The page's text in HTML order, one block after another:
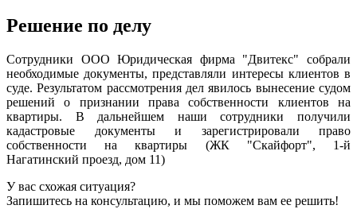
Решение по делу
Сотрудники ООО Юридическая фирма "Двитекс" собрали
необходимые документы, представляли интересы клиентов в
суде. Результатом рассмотрения дел явилось вынесение судом
решений о признании права собственности клиентов на
квартиры. В дальнейшем наши сотрудники получили
кадастровые документы и зарегистрировали право
собственности на квартиры (ЖК "Скайфорт", 1-й
Нагатинский проезд, дом 11)
У вас схожая ситуация?
Запишитесь на консультацию, и мы поможем вам ее решить!